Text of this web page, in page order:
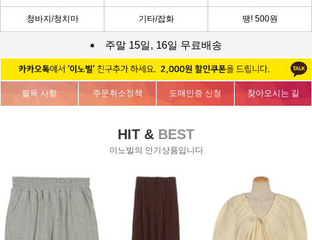
청바지/청치마 기타/잡화 땡! 500원
주말 15일, 16일 무료배송
필독 사항 주문취소정책 도매인증 신청 찾아오시는 길
HIT & BEST
이노빌의 인기상품입니다